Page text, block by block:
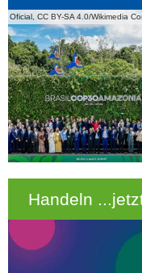
Oficial, CC BY-SA 4.0/Wikimedia
Handeln